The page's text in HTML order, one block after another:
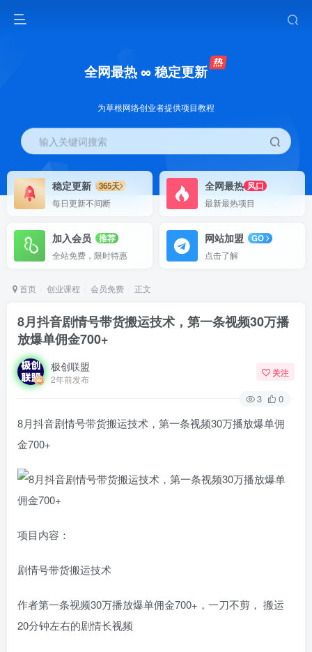
全网最热 ∞ 稳定更新
为草根网络创业者提供项目教程
输入关键词搜索
稳定更新
365天
每日更新不间断
全网最热 风口
最新最热项目
加入会员
推荐
全站免费，限时特惠
网站加盟
GO
点击了解
首页 创业课程 会员免费 正文
8月抖音剧情号带货搬运技术，第一条视频30万播
放爆单佣金700+
极创联盟
2年前发布
关注
3 0
8月抖音剧情号带货搬运技术，第一条视频30万播放爆单佣
金700+
项目内容：
剧情号带货搬运技术
作者第一条视频30万播放爆单佣金700+，一刀不剪， 搬运
20分钟左右的剧情长视频